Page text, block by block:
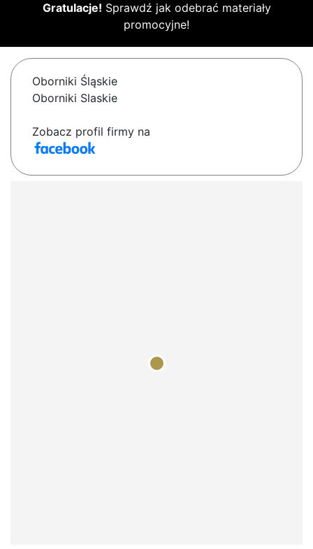
Gratulacje! Sprawdź jak odebrać materiały
promocyjne!
Oborniki Śląskie
Oborniki Slaskie
Zobacz profil firmy na